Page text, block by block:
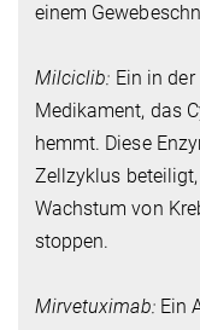
einem
Milciclib: Ein in
Medikament, das
hemmt. Diese
Zellzyklus
Wachstum von
stoppen.
Mirvetuximab: Ein